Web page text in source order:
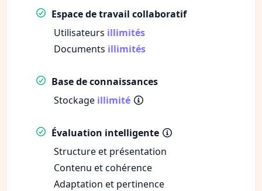
Espace de travail collaboratif
Utilisateurs illimités
Documents illimités
Base de connaissances
Stockage illimité
Évaluation intelligente
Structure et présentation
Contenu et cohérence
Adaptation et pertinence